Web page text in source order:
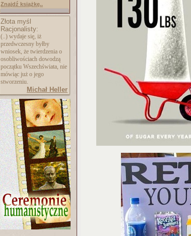
Znajdź książkę..
Złota myśl
Racjonalisty:
(..) wydaje się, iż
przedwczesny byłby
wniosek, że twierdzenia o
osobliwościach dowodzą
początku Wszechświata, nie
mówiąc już o jego
stworzeniu.
Michał Heller